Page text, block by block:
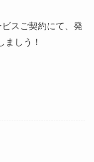
スご契約にて、発
ましう！